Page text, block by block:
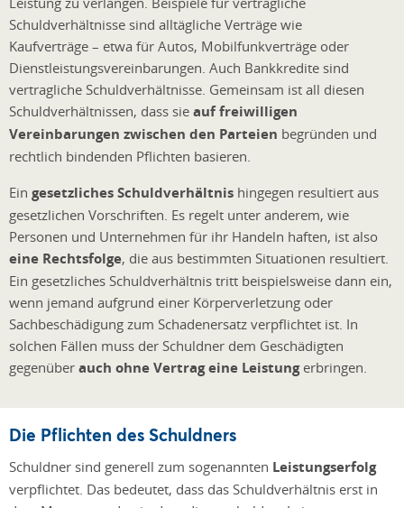
Schuldverhältnisse sind alltägliche Verträge wie
Kaufverträge – etwa für Autos, Mobilfunkverträge oder
Dienstleistungsvereinbarungen. Auch Bankkredite sind
vertragliche Schuldverhältnisse. Gemeinsam ist all diesen
Schuldverhältnissen, dass sie auf freiwilligen
Vereinbarungen zwischen den Parteien begründen und
rechtlich bindenden Pflichten basieren.
Ein gesetzliches Schuldverhältnis hingegen resultiert aus
gesetzlichen Vorschriften. Es regelt unter anderem, wie
Personen und Unternehmen für ihr Handeln haften, ist also
eine Rechtsfolge, die aus bestimmten Situationen resultiert.
Ein gesetzliches Schuldverhältnis tritt beispielsweise dann ein,
wenn jemand aufgrund einer Körperverletzung oder
Sachbeschädigung zum Schadenersatz verpflichtet ist. In
solchen Fällen muss der Schuldner dem Geschädigten
gegenüber auch ohne Vertrag eine Leistungerbringen.
Die Pflichten des Schuldners
Schuldner sind generell zum sogenannten Leistungserfolg
verpflichtet. Das bedeutet, dass das Schuldverhältnis erst in